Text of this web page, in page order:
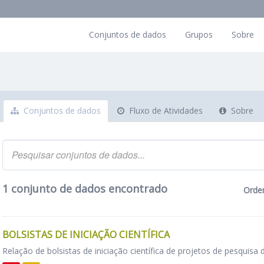
Conjuntos de dados Grupos Sobre
Conjuntos de dados Fluxo de Atividades Sobre
1 conjunto de dados encontrado
BOLSISTAS DE INICIAÇÃO CIENTÍFICA
Relação de bolsistas de iniciação científica de projetos de pesquisa